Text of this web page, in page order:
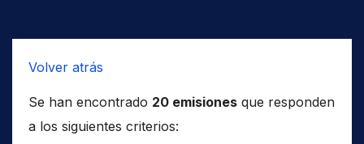
Volver atrás
Se han encontrado 20 emisiones que responden
a los siguientes criterios: